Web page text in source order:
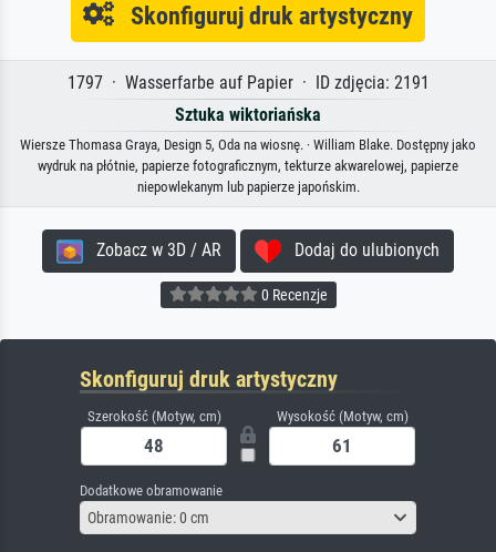
Skonfiguruj druk artystyczny
1797 · Wasserfarbe auf Papier · ID zdjęcia: 2191
Sztuka wiktoriańska
Wiersze Thomasa Graya, Design 5, Oda na wiosnę. · William Blake. Dostępny jako
wydruk na płótnie, papierze fotograficznym, tekturze akwarelowej, papierze
niepowlekanym lub papierze japońskim.
Zobacz w 3D / AR Dodaj do ulubionych
0 Recenzje
Skonfiguruj druk artystyczny
Szerokość (Motyw, cm) Wysokość (Motyw, cm)
Dodatkowe obramowanie
Obramowanie: 0 cm